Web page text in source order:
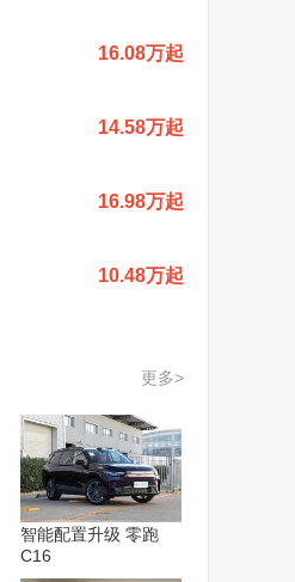
16.08万起
14.58万起
16.98万起
10.48万起
更多>
智能配置升级 零跑
C16